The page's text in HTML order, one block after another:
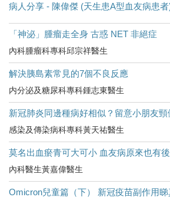
病人分享 - 陳偉傑 (天生患A型血友病患者
「神泌」腫瘤走全身 古惑 NET 非絕症
內科腫瘤科專科邱宗祥醫生
解決胰島素常見的7個不良反應
内分泌及糖尿科專科鍾志東醫生
新冠肺炎同邊種病好相似？留意小朋友
感染及傳染病科專科黃天祐醫生
莫名出血瘀青可大可小 血友病原來也有
內科醫生黃嘉偉醫生
Omicron兒童篇（下） 新冠疫苗副作用睇